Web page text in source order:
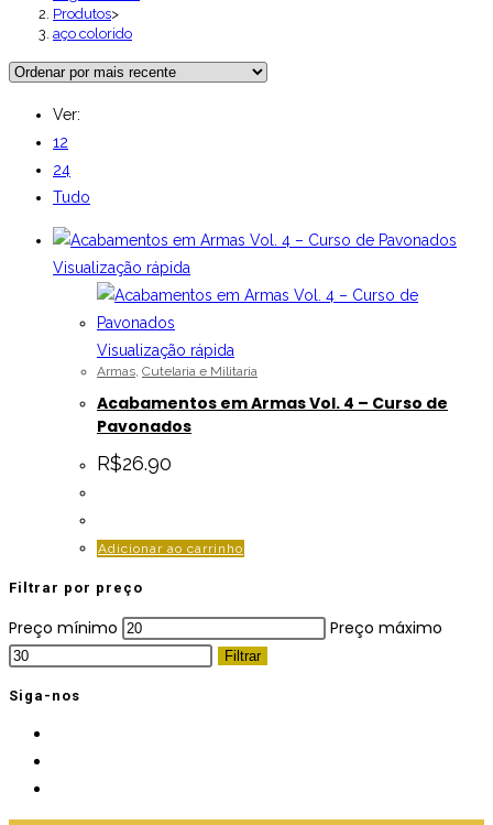
Produtos>
aço colorido
Ver:
12
24
Tudo
Visualização rápida
Visualização rápida
Armas, Cutelaria e Militaria
Acabamentos em Armas Vol. 4 – Curso de
Pavonados
R$26.90
Adicionar ao carrinho
Filtrar por preço
Preço mínimo Preço máximo
Filtrar
Siga-nos